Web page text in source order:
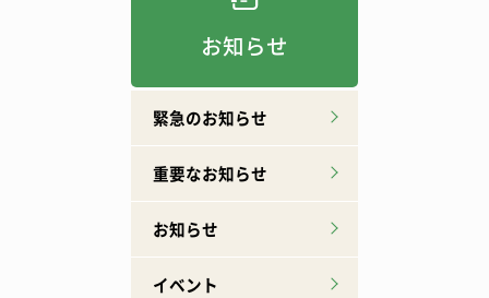
お知らせ
緊急のお知らせ
重要なお知らせ
お知らせ
イベント